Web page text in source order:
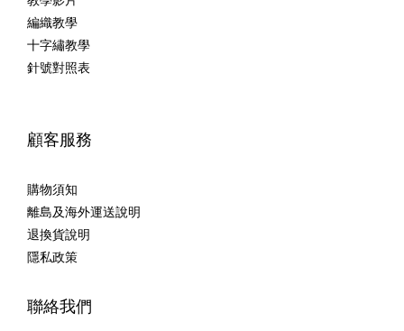
編織教學
十字繡教學
針號對照表
顧客服務
購物須知
離島及海外運送說明
退換貨說明
隱私政策
聯絡我們